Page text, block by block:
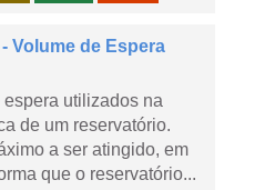
Volume de Espera
utilizados na
de um reservatório.
a ser atingido, em
que o reservatório...